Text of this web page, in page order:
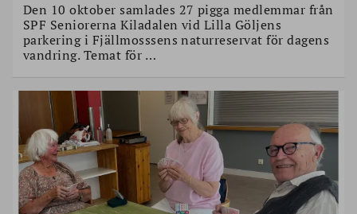
Den 10 oktober samlades 27 pigga medlemmar från
SPF Seniorerna Kiladalen vid Lilla Göljens
parkering i Fjällmosssens naturreservat för dagens
vandring. Temat för …